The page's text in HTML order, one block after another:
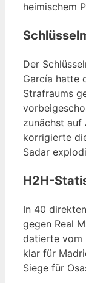
heimischem
Der
García hatte
Strafraums
zunächst auf
korrigierte
Sadar
H2H-
In 40
gegen Real
datierte vom
klar für
Siege für